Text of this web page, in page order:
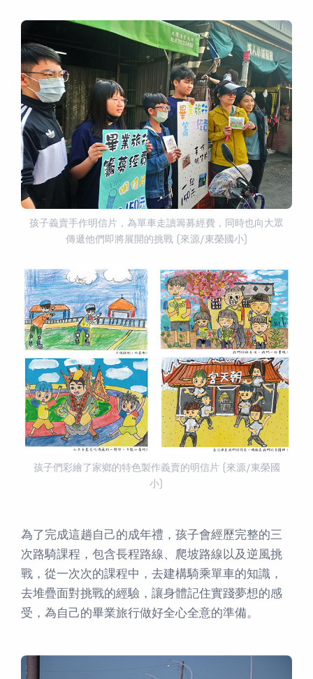
孩子義賣手作明信片，為單車走讀籌募經費，同時也向大眾
傳遞他們即將展開的挑戰 (來源/東榮國小)
孩子們彩繪了家鄉的特色製作義賣的明信片 (來源/東榮國
小)
為了完成這趟自己的成年禮，孩子會經歷完整的三
次路騎課程，包含長程路線、爬坡路線以及逆風挑
戰，從一次次的課程中，去建構騎乘單車的知識，
去堆疊面對挑戰的經驗，讓身體記住實踐夢想的感
受，為自己的畢業旅行做好全心全意的準備。